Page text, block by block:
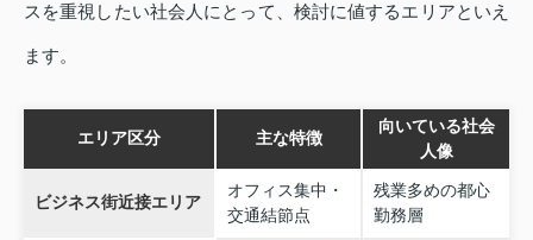
スを重視したい社会人にとって、検討に値するエリアといえ
ます。
エリア区分 主な特徴
向いている社会
人像
ビジネス街近接エリア
オフィス集中・
交通結節点
残業多めの都心
勤務層